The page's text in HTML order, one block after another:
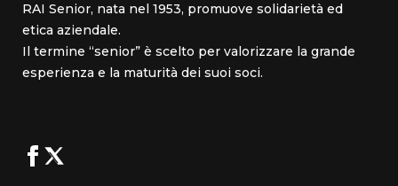
RAI Senior, nata nel 1953, promuove solidarietà ed
etica aziendale.
Il termine “senior” è scelto per valorizzare la grande
esperienza e la maturità dei suoi soci.